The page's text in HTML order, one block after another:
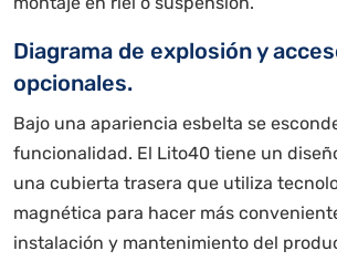
Diagrama de explosión y
opcionales.
Bajo una apariencia esbelta se
funcionalidad. El Lito40 tiene un
una cubierta trasera que utiliza
magnética para hacer más
instalación y mantenimiento del